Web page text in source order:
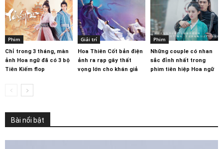
Phim
Chỉ trong 3 tháng, màn
ảnh Hoa ngữ đã có 3 bộ
Tiên Kiếm flop
Giải trí
Hoa Thiên Cốt bản điện
ảnh ra rạp gây thất
vọng lớn cho khán giả
Phim
Những couple có nhan
sắc đỉnh nhất trong
phim tiên hiệp Hoa ngữ
Bài nổi bật